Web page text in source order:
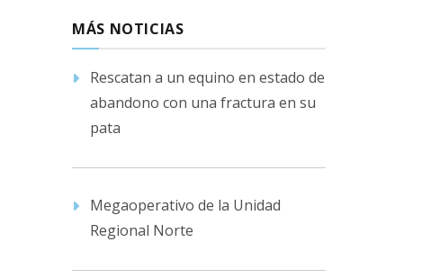
MÁS NOTICIAS
Rescatan a un equino en estado de
abandono con una fractura en su
pata
Megaoperativo de la Unidad
Regional Norte